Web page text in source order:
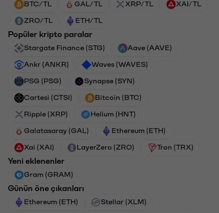
BTC/TL GAL/TL XRP/TL XAI/TL
ZRO/TL ETH/TL
Popüler kripto paralar
Stargate Finance (STG) Aave (AAVE)
Ankr (ANKR) Waves (WAVES)
PSG (PSG) Synapse (SYN)
Cartesi (CTSI) Bitcoin (BTC)
Ripple (XRP) Helium (HNT)
Galatasaray (GAL) Ethereum (ETH)
Xai (XAI) LayerZero (ZRO) Tron (TRX)
Yeni eklenenler
Gram (GRAM)
Günün öne çıkanları
Ethereum (ETH) Stellar (XLM)